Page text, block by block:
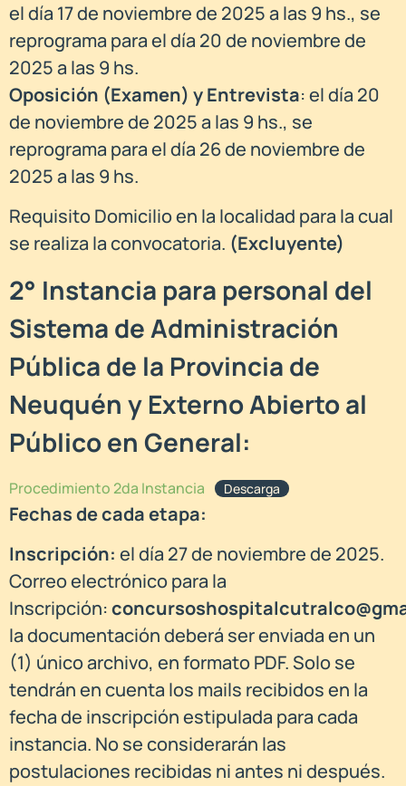
el día 17 de noviembre de 2025 a las 9 hs., se
reprograma para el día 20 de noviembre de
2025 a las 9 hs.
Oposición (Examen) y Entrevista: el día 20
de noviembre de 2025 a las 9 hs., se
reprograma para el día 26 de noviembre de
2025 a las 9 hs.
Requisito Domicilio en la localidad para la cual
se realiza la convocatoria. (Excluyente)
2° Instancia para personal del
Sistema de Administración
Pública de la Provincia de
Neuquén y Externo Abierto al
Público en General:
Procedimiento 2da Instancia Descarga
Fechas de cada etapa:
Inscripción: el día 27 de noviembre de 2025.
Correo electrónico para la
Inscripción:
la documentación deberá ser enviada en un
(1) único archivo, en formato PDF. Solo se
tendrán en cuenta los mails recibidos en la
fecha de inscripción estipulada para cada
instancia. No se considerarán las
postulaciones recibidas ni antes ni después.